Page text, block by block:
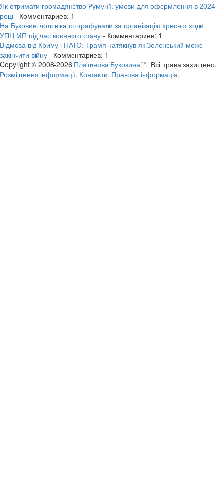
Як отримати громадянство Румунії: умови для оформлення в 2024
році - Комментариев: 1
На Буковині чоловіка оштрафували за організацію хресної ходи
УПЦ МП під час воєнного стану - Комментариев: 1
Відмова від Криму і НАТО: Трамп натякнув як Зеленський може
закінчити війну - Комментариев: 1
Copyright © 2008-2026 Платинова Буковина™. Всі права захищено.
Розміщення інформації. Контакти. Правова інформація.